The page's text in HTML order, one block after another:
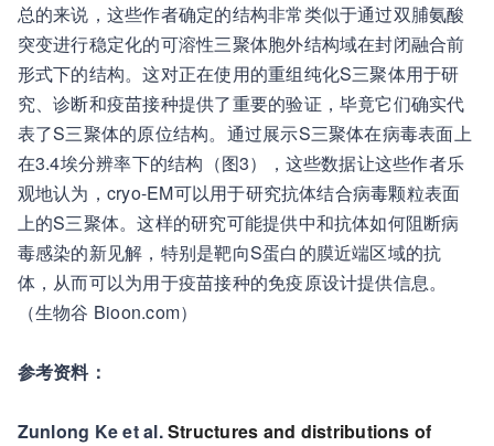
总的来说，这些作者确定的结构非常类似于通过双脯氨酸
突变进行稳定化的可溶性三聚体胞外结构域在封闭融合前
形式下的结构。这对正在使用的重组纯化S三聚体用于研
究、诊断和疫苗接种提供了重要的验证，毕竟它们确实代
表了S三聚体的原位结构。通过展示S三聚体在病毒表面上
在3.4埃分辨率下的结构（图3），这些数据让这些作者乐
观地认为，cryo-EM可以用于研究抗体结合病毒颗粒表面
上的S三聚体。这样的研究可能提供中和抗体如何阻断病
毒感染的新见解，特别是靶向S蛋白的膜近端区域的抗
体，从而可以为用于疫苗接种的免疫原设计提供信息。
（生物谷 Bioon.com）
参考资料：
Zunlong Ke et al.Structures and distributions of